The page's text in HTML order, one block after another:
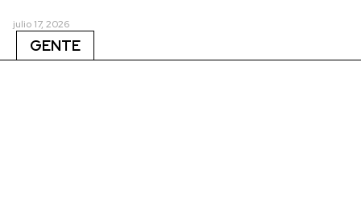
julio 17, 2026
GENTE